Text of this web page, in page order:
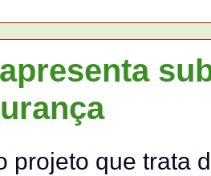
projeto que trata